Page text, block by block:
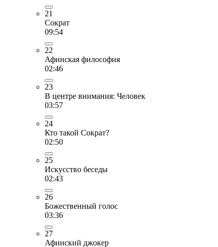
21
Сократ
09:54
22
Афинская философия
02:46
23
В центре внимания: Человек
03:57
24
Кто такой Сократ?
02:50
25
Искусство беседы
02:43
26
Божественный голос
03:36
27
Афинский джокер